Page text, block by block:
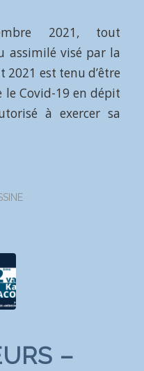
2021, tout
assimilé visé par la
2021 est tenu d’être
le Covid-19 en dépit
à exercer sa
–